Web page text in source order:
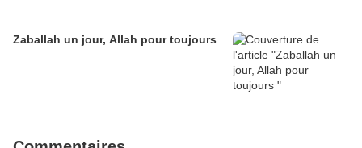
Zaballah un jour, Allah pour toujours